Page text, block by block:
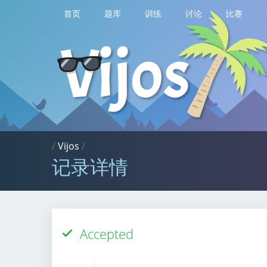
首页 题库 训练 讨论 比赛
/Vijos /
记录详情
Accepted